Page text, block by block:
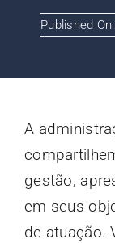
Published
A
gestão,
em seus
de atuação.